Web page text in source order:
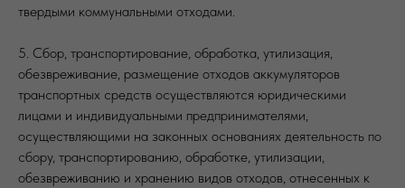
твердыми коммунальными отходами.
5. Сбор, транспортирование, обработка, утилизация,
обезвреживание, размещение отходов аккумуляторов
транспортных средств осуществляются юридическими
лицами и индивидуальными предпринимателями,
осуществляющими на законных основаниях деятельность по
сбору, транспортированию, обработке, утилизации,
обезвреживанию и хранению видов отходов, отнесенных к